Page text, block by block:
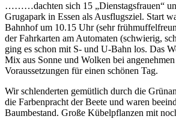
………dachten sich 15 „Dienstagsfrauen“
Grugapark in Essen als Ausflugsziel. Start
Bahnhof um 10.15 Uhr (sehr
der Fahrkarten am Automaten (schwierig,
ging es schon mit S- und U-Bahn los. Das
Mix aus Sonne und Wolken bei
Voraussetzungen für einen schönen Tag.
Wir schlenderten gemütlich durch die
die Farbenpracht der Beete und waren
Baumbestand. Große Kübelpflanzen mit